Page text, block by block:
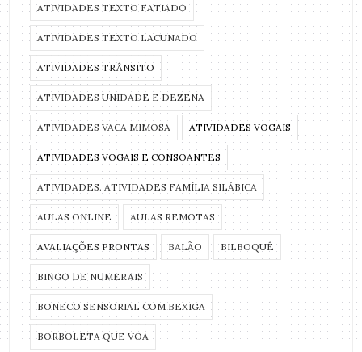
ATIVIDADES TEXTO FATIADO
ATIVIDADES TEXTO LACUNADO
ATIVIDADES TRÂNSITO
ATIVIDADES UNIDADE E DEZENA
ATIVIDADES VACA MIMOSA ATIVIDADES VOGAIS
ATIVIDADES VOGAIS E CONSOANTES
ATIVIDADES. ATIVIDADES FAMÍLIA SILÁBICA
AULAS ONLINE AULAS REMOTAS
AVALIAÇÕES PRONTAS BALÃO BILBOQUÊ
BINGO DE NUMERAIS
BONECO SENSORIAL COM BEXIGA
BORBOLETA QUE VOA